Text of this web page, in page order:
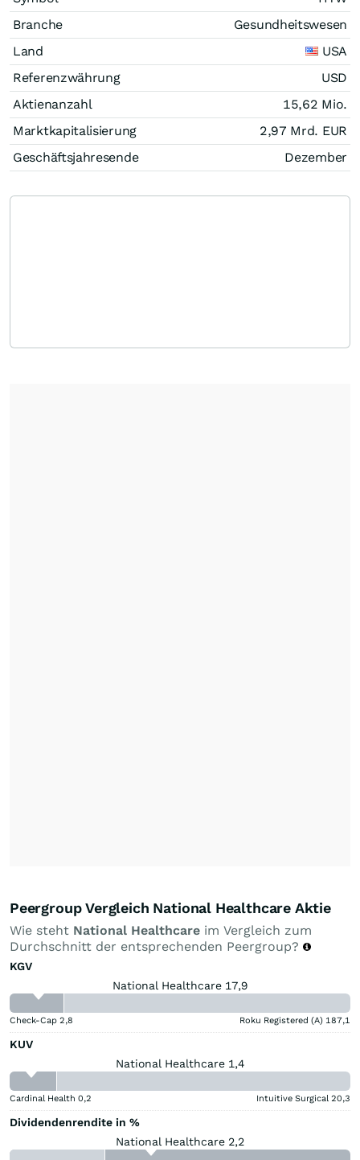
Branche
Gesundheitswesen
Land
USA
Referenzwährung
USD
Aktienanzahl
15,62 Mio.
Marktkapitalisierung
2,97 Mrd. EUR
Geschäftsjahresende
Dezember
Peergroup Vergleich National Healthcare Aktie
Wie steht National Healthcare im Vergleich zum
Durchschnitt der entsprechenden Peergroup?
KGV
National Healthcare 17,9
Check-Cap 2,8 Roku Registered (A) 187,1
KUV
National Healthcare 1,4
Cardinal Health 0,2 Intuitive Surgical 20,3
Dividendenrendite in %
National Healthcare 2,2